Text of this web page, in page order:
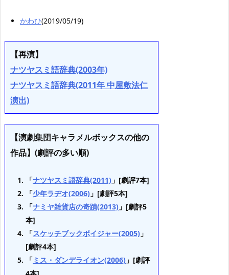
かわひ(2019/05/19)
【再演】
ナツヤスミ語辞典(2003年)
ナツヤスミ語辞典(2011年 中屋敷法仁
演出)
【演劇集団キャラメルボックスの他の
作品】(劇評の多い順)
「ナツヤスミ語辞典(2011) 」[劇評7本]
「少年ラヂオ(2006) 」[劇評5本]
「ナミヤ雑貨店の奇蹟(2013) 」[劇評5
本]
「スケッチブックボイジャー(2005) 」
[劇評4本]
「ミス・ダンデライオン(2006) 」[劇評